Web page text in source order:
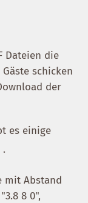
Dateien die
schicken
der
es einige
.
mit Abstand
8 0",